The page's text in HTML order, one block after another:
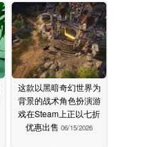
这款以黑暗奇幻世界为
背景的战术角色扮演游
戏在Steam上正以七折
优惠出售 06/15/2026